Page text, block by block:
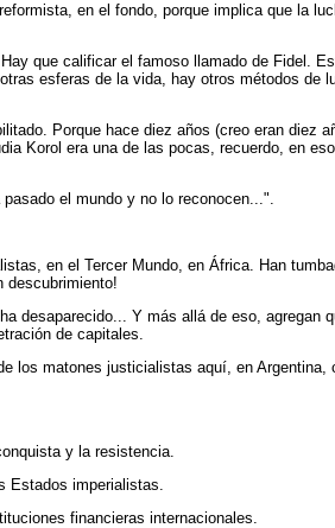
en el fondo, porque implica que la
que calificar el famoso llamado de Fidel.
esferas de la vida, hay otros métodos de
Porque hace diez años (creo eran diez
Korol era una de las pocas, recuerdo, en
el mundo y no lo reconocen...".
en el Tercer Mundo, en África. Han
descubrimiento!
desaparecido... Y más allá de eso, agregan
de capitales.
los matones justicialistas aquí, en Argentina,
y la resistencia.
Estados imperialistas.
financieras internacionales.